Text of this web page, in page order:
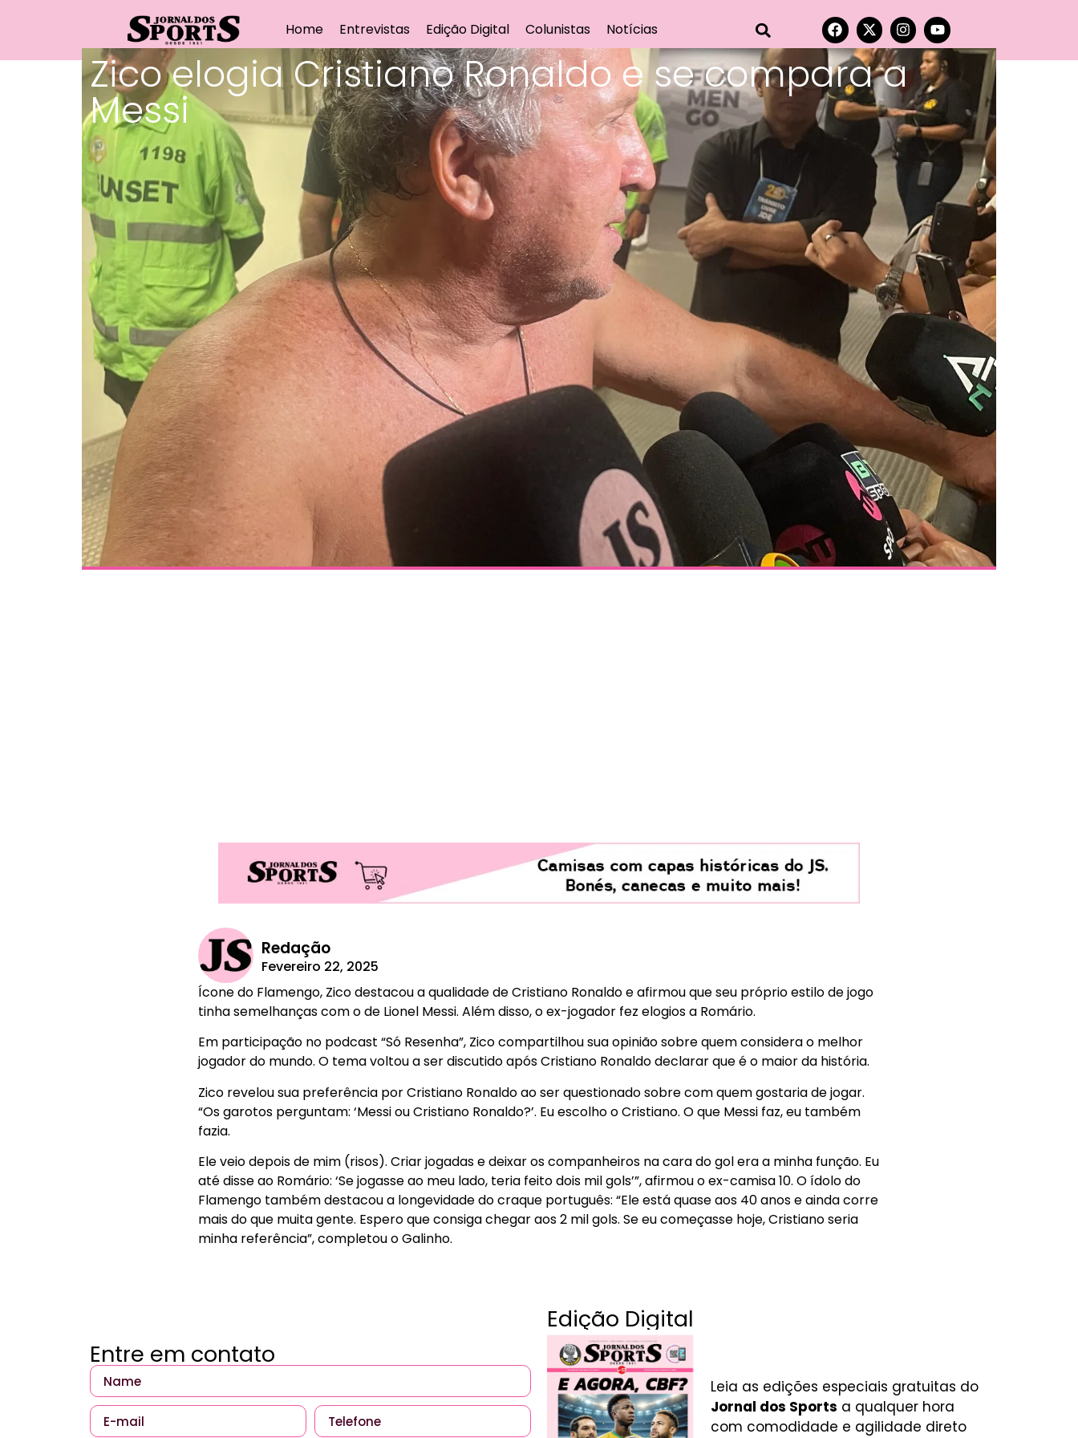
Home Entrevistas Edição Digital Colunistas Notícias
Zico elogia Cristiano Ronaldo e se compara a
Messi
Redação
Fevereiro 22, 2025
Ícone do Flamengo, Zico destacou a qualidade de Cristiano Ronaldo e afirmou que seu próprio estilo de jogo
tinha semelhanças com o de Lionel Messi. Além disso, o ex-jogador fez elogios a Romário.
Em participação no podcast “Só Resenha”, Zico compartilhou sua opinião sobre quem considera o melhor
jogador do mundo. O tema voltou a ser discutido após Cristiano Ronaldo declarar que é o maior da história.
Zico revelou sua preferência por Cristiano Ronaldo ao ser questionado sobre com quem gostaria de jogar.
“Os garotos perguntam: ‘Messi ou Cristiano Ronaldo?’. Eu escolho o Cristiano. O que Messi faz, eu também
fazia.
Ele veio depois de mim (risos). Criar jogadas e deixar os companheiros na cara do gol era a minha função. Eu
até disse ao Romário: ‘Se jogasse ao meu lado, teria feito dois mil gols’”, afirmou o ex-camisa 10. O ídolo do
Flamengo também destacou a longevidade do craque português: “Ele está quase aos 40 anos e ainda corre
mais do que muita gente. Espero que consiga chegar aos 2 mil gols. Se eu começasse hoje, Cristiano seria
minha referência”, completou o Galinho.
Entre em contato
Edição Digital
Leia as edições especiais gratuitas do
Jornal dos Sports a qualquer hora
com comodidade e agilidade direto